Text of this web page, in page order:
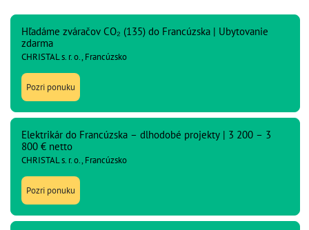
Hľadáme zváračov CO₂ (135) do Francúzska | Ubytovanie
zdarma
CHRISTAL s. r. o., Francúzsko
Pozri ponuku
Elektrikár do Francúzska – dlhodobé projekty | 3 200 – 3
800 € netto
CHRISTAL s. r. o., Francúzsko
Pozri ponuku